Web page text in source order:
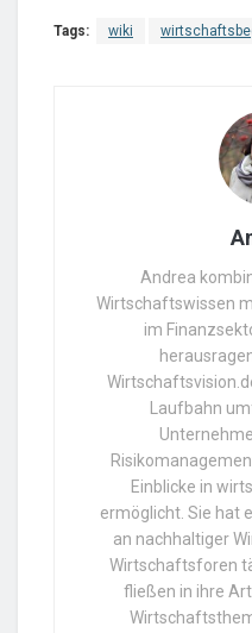
Tags: wiki
Andrea
Wirtschaftswissen
im
Laufbahn
Einblicke in
ermöglicht. Sie hat
an nachhaltiger
Wirtschaftsforen
fließen in ihre